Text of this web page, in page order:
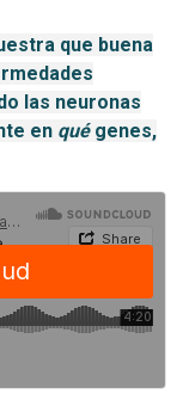
que buena
las neuronas
en quégenes,